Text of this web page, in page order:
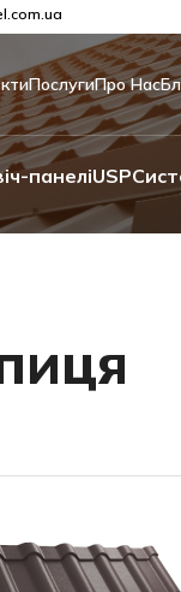
ПослугиПро Нас
панеліUSP